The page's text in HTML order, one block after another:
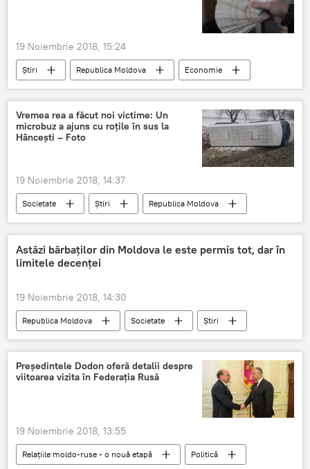
19 Noiembrie 2018, 15:24
Știri Republica Moldova
Economie
Moldova
Serviciul Vamal
milioane
lei
Buget de stat
Vremea rea a făcut noi victime: Un
microbuz a ajuns cu roțile în sus la
Hâncești – Foto
19 Noiembrie 2018, 14:37
Societate Știri Republica Moldova
Astăzi bărbaților din Moldova le este permis tot, dar în
limitele decenței
19 Noiembrie 2018, 14:30
Republica Moldova Societate
Știri
bărbați
femei Moldova
Președintele Dodon oferă detalii despre
viitoarea vizita în Federația Rusă
19 Noiembrie 2018, 13:55
Relațiile moldo-ruse - o nouă etapă
Politică